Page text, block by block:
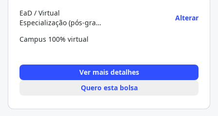
EaD / Virtual
Especialização (pós-graduação)
Alterar
Campus 100% virtual
Ver mais detalhes
Quero esta bolsa